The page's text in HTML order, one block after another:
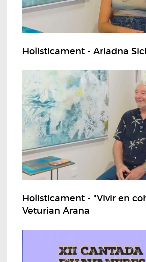
Holisticament - Ariadna
Holisticament - "Vivir en
Veturian Arana